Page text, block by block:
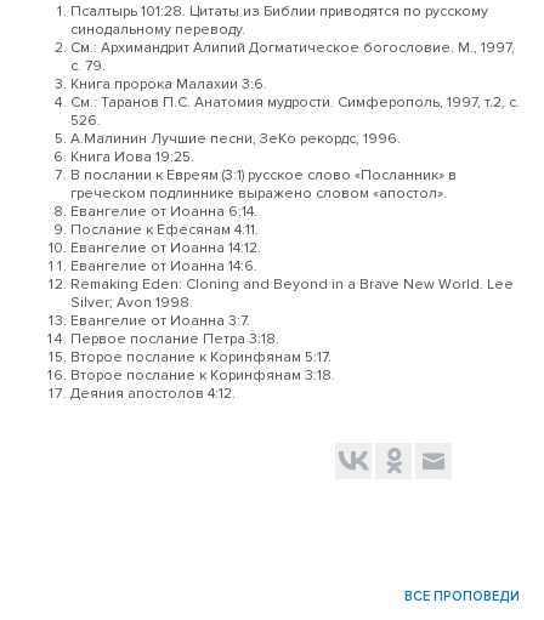
Псалтырь 101:28. Цитаты из Библии приводятся по русскому
синодальному переводу.
См.: Архимандрит Алипий Догматическое богословие. М., 1997,
с. 79.
Книга пророка Малахии 3:6.
См.: Таранов П.С. Анатомия мудрости. Симферополь, 1997, т.2, с.
526.
А.Малинин Лучшие песни, ЗеКо рекордс, 1996.
Книга Иова 19:25.
В послании к Евреям (3:1) русское слово «Посланник» в
греческом подлиннике выражено словом «апостол».
Евангелие от Иоанна 6:14.
Послание к Ефесянам 4:11.
Евангелие от Иоанна 14:12.
Евангелие от Иоанна 14:6.
Remaking Eden: Cloning and Beyond in a Brave New World. Lee
Silver; Avon 1998.
Евангелие от Иоанна 3:7.
Первое послание Петра 3:18.
Второе послание к Коринфянам 5:17.
Второе послание к Коринфянам 3:18.
Деяния апостолов 4:12.
ВСЕ ПРОПОВЕДИ